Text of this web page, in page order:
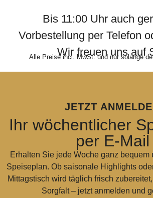
Bis 11:00 Uhr auch
Vorbestellung per Telefon
Wir freuen uns auf
Alle Preise incl. MwSt. und nur solange
JETZT
Ihr wöchentlicher
per E-Mail
Erhalten Sie jede Woche ganz bequem
Speiseplan. Ob saisonale Highlights
Mittagstisch wird täglich frisch
Sorgfalt – jetzt anmelden und